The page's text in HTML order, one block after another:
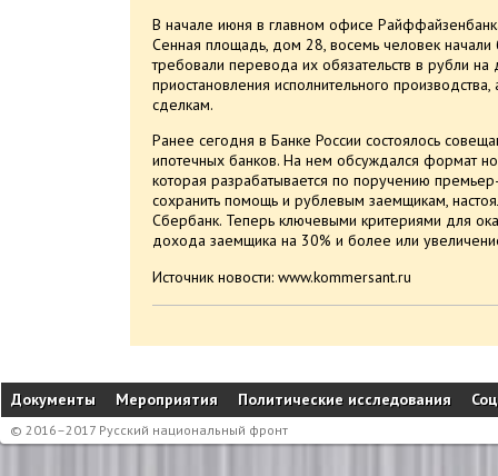
В начале июня в главном офисе
Сенная площадь, дом 28, восемь человек начали
требовали перевода их обязательств в рубли
приостановления исполнительного
сделкам.
Ранее сегодня в Банке России состоялось
ипотечных банков. На нем обсуждался формат
которая разрабатывается по поручению
сохранить помощь и рублевым заемщикам,
Сбербанк. Теперь ключевыми критериями для
дохода заемщика на 30% и более или
Источник новости: www.kommersant.ru
Документы Мероприятия Политические исследования
© 2016–2017 Русский национальный фронт